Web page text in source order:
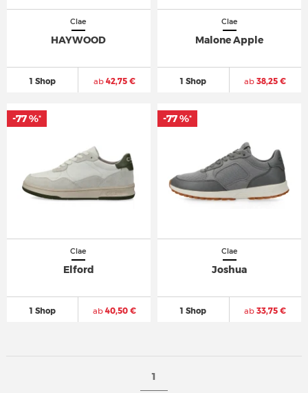
Clae
HAYWOOD
1 Shop ab42,75 €
Clae
Malone Apple
1 Shop ab 38,25 €
Clae
Elford
1 Shop ab40,50 €
-77 %*
Clae
Joshua
1 Shop ab 33,75 €
-77 %*
1